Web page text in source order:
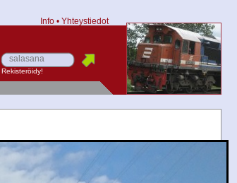
Info • Yhteystiedot
Rekisteröidy!